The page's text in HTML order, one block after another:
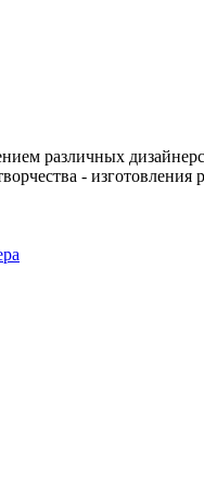
различных
-